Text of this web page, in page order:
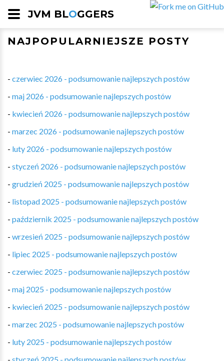
JVM BLOGGERS
NAJPOPULARNIEJSZE POSTY
- czerwiec 2026 - podsumowanie najlepszych postów
- maj 2026 - podsumowanie najlepszych postów
- kwiecień 2026 - podsumowanie najlepszych postów
- marzec 2026 - podsumowanie najlepszych postów
- luty 2026 - podsumowanie najlepszych postów
- styczeń 2026 - podsumowanie najlepszych postów
- grudzień 2025 - podsumowanie najlepszych postów
- listopad 2025 - podsumowanie najlepszych postów
- październik 2025 - podsumowanie najlepszych postów
- wrzesień 2025 - podsumowanie najlepszych postów
- lipiec 2025 - podsumowanie najlepszych postów
- czerwiec 2025 - podsumowanie najlepszych postów
- maj 2025 - podsumowanie najlepszych postów
- kwiecień 2025 - podsumowanie najlepszych postów
- marzec 2025 - podsumowanie najlepszych postów
- luty 2025 - podsumowanie najlepszych postów